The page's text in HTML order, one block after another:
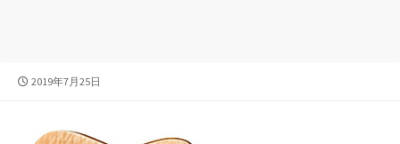
公
2019年7月25日